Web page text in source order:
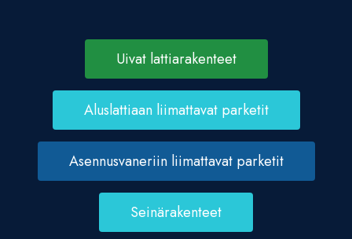
Uivat lattiarakenteet
Aluslattiaan liimattavat parketit
Asennusvaneriin liimattavat parketit
Seinärakenteet